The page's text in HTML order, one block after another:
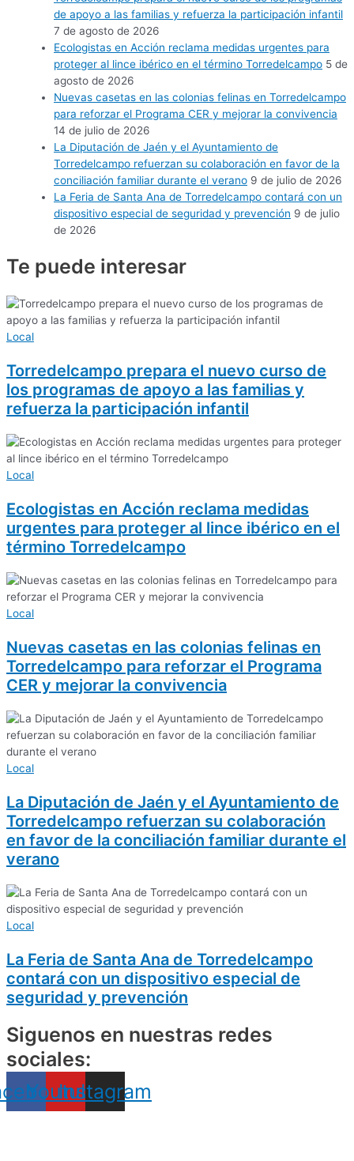
de apoyo a las familias y refuerza la participación infantil
7 de agosto de 2026
Ecologistas en Acción reclama medidas urgentes para
proteger al lince ibérico en el término Torredelcampo 5 de
agosto de 2026
Nuevas casetas en las colonias felinas en Torredelcampo
para reforzar el Programa CER y mejorar la convivencia
14 de julio de 2026
La Diputación de Jaén y el Ayuntamiento de
Torredelcampo refuerzan su colaboración en favor de la
conciliación familiar durante el verano 9 de julio de 2026
La Feria de Santa Ana de Torredelcampo contará con un
dispositivo especial de seguridad y prevención 9 de julio
de 2026
Te puede interesar
Local
Torredelcampo prepara el nuevo curso de
los programas de apoyo a las familias y
refuerza la participación infantil
Local
Ecologistas en Acción reclama medidas
urgentes para proteger al lince ibérico en el
término Torredelcampo
Local
Nuevas casetas en las colonias felinas en
Torredelcampo para reforzar el Programa
CER y mejorar la convivencia
Local
La Diputación de Jaén y el Ayuntamiento de
Torredelcampo refuerzan su colaboración
en favor de la conciliación familiar durante el
verano
Local
La Feria de Santa Ana de Torredelcampo
contará con un dispositivo especial de
seguridad y prevención
Siguenos en nuestras redes
sociales:
Youtube
Instagram